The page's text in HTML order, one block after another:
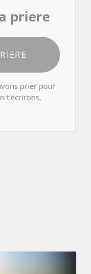
priere
prier pour
t'écrirons.